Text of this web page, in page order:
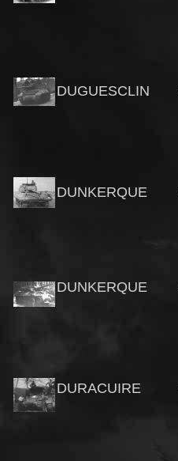
DUGUESCLIN
DUNKERQUE
DUNKERQUE
DURACUIRE